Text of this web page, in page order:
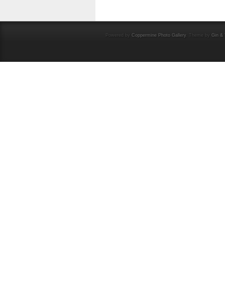
Powered by Coppermine Photo Gallery. Theme by Gin &